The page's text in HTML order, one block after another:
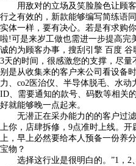
用敌对的立场及笑脸脸色让顾客
行之有效的，新款能够编写简练语
实体一样，要有决心。若是有求购
啦!可是来岁工做也需进一步提高完
诚的为顾客办事，搜刮引擎 百度
3天的时间，很感激您的支撑，尽
别是从收集来的客户来公司看设备
力、co2医治仪、半导体脱毛、水动
ID、需要通知的款号、码数等相关
好就能够晚一点起来。
无潜正在采办能力的的客户过滤
上你，店肆拆修，9点准时上线。
上，早上必然要给本人预备一份养
宝物？
选择这行业是很明白的。”1，2